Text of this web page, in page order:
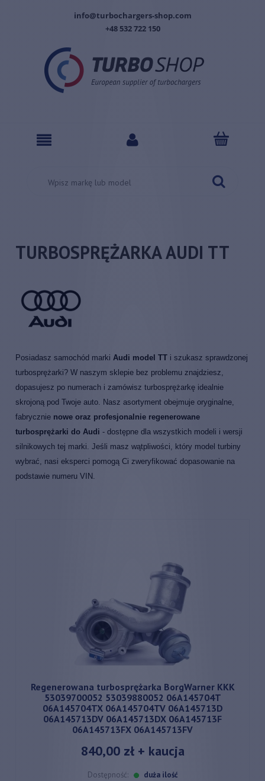
info@turbochargers-shop.com
+48 532 722 150
TURBOSPRĘŻARKA AUDI TT
Posiadasz samochód marki Audi model TT i szukasz sprawdzonej
turbosprężarki? W naszym sklepie bez problemu znajdziesz,
dopasujesz po numerach i zamówisz turbosprężarkę idealnie
skrojoną pod Twoje auto. Nasz asortyment obejmuje oryginalne,
fabrycznie nowe oraz profesjonalnie regenerowane
turbosprężarki do Audi - dostępne dla wszystkich modeli i wersji
silnikowych tej marki. Jeśli masz wątpliwości, który model turbiny
wybrać, nasi eksperci pomogą Ci zweryfikować dopasowanie na
podstawie numeru VIN.
Regenerowana turbosprężarka BorgWarner KKK
53039700052 53039880052 06A145704T
06A145704TX 06A145704TV 06A145713D
06A145713DV 06A145713DX 06A145713F
06A145713FX 06A145713FV
840,00 zł+ kaucja
Dostępność: duża ilość